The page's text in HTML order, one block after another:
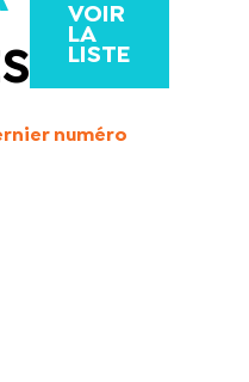
VOIR
LA
LISTE
numéro